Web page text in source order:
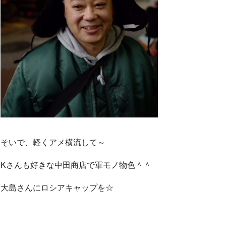
そいで、軽くアメ横流して～
Kさんも好きな中田商店で軍モノ物色＾＾
大島さんにロシアキャップを☆